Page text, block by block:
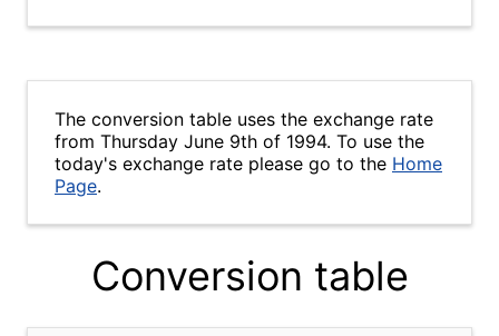
The conversion table uses the exchange rate
from Thursday June 9th of 1994. To use the
today's exchange rate please go to the Home
Page.
Conversion table